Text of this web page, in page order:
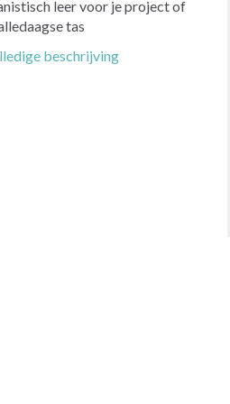
leer voor je project of
tas
beschrijving